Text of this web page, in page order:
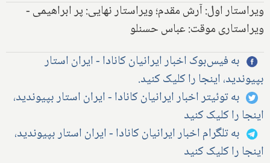
ویراستار اول: آرش مقدم؛ ویراستار نهایی: پر ابراهیمی -
ویراستاری موقت: عباس حسنلو
به فیس‌بوک اخبار ایرانیان کانادا - ایران استار
بپیوندید، اینجا را کلیک کنید.
به توئیتر اخبار ایرانیان کانادا - ایران استار بپیوندید،
اینجا را کلیک کنید
به تلگرام اخبار ایرانیان کانادا - ایران استار بپیوندید،
اینجا را کلیک کنید